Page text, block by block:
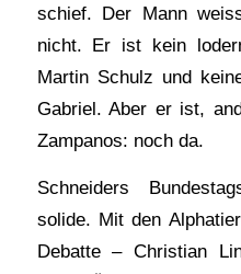
schief. Der Mann
nicht. Er ist kein
Martin Schulz und
Gabriel. Aber er ist,
Zampanos: noch da.
Schneiders
solide. Mit den
Debatte – Christian